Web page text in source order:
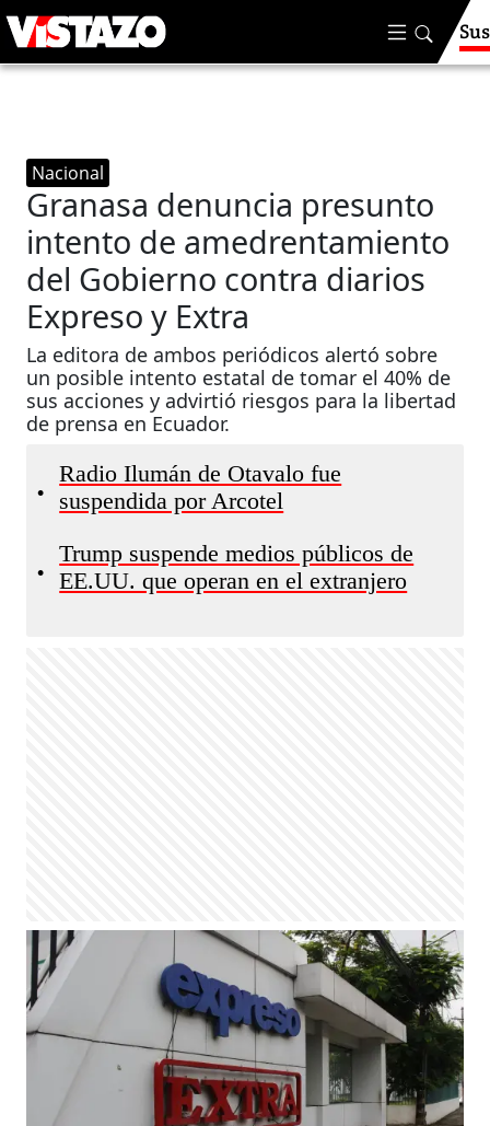
Nacional
Granasa denuncia presunto
intento de amedrentamiento
del Gobierno contra diarios
Expreso y Extra
La editora de ambos periódicos alertó sobre
un posible intento estatal de tomar el 40% de
sus acciones y advirtió riesgos para la libertad
de prensa en Ecuador.
•
Radio Ilumán de Otavalo fue
suspendida por Arcotel
•
Trump suspende medios públicos de
EE.UU. que operan en el extranjero